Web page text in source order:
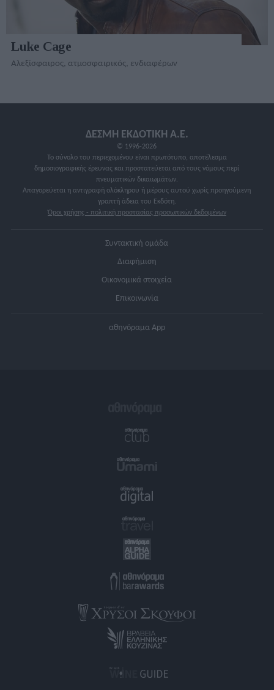
Luke Cage
Αλεξίσφαιρος, ατμοσφαιρικός, ενδιαφέρων
ΔΕΣΜΗ ΕΚΔΟΤΙΚΗ A.E.
© 1996-2026
Το σύνολο του περιεχομένου είναι πρωτότυπο, αποτέλεσμα
δημοσιογραφικής έρευνας και προστατεύεται από τους νόμους περί
πνευματικών δικαιωμάτων.
Απαγορεύεται η αντιγραφή ολόκληρου ή μέρους αυτού χωρίς προηγούμενη
γραπτή άδεια του Εκδότη.
Όροι χρήσης - πολιτική προστασίας προσωπικών δεδομένων
Συντακτική ομάδα
Διαφήμιση
Οικονομικά στοιχεία
Επικοινωνία
αθηνόραμα App